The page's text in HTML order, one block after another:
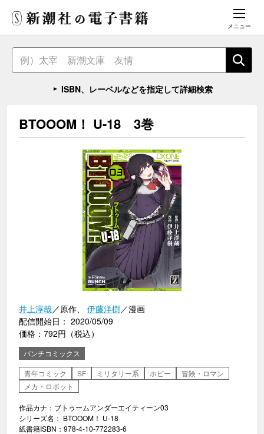
メニュー
ISBN、レーベルなどを指定して詳細検索
BTOOOM！ U-18 3巻
井上淳哉／原作、 伊藤洋樹／漫画
配信開始日： 2020/05/09
価格：792円（税込）
バンチコミックス
青年コミック
SF ミリタリー系 ホビー
冒険・ロマン
メカ・ロボット
作品カナ：ブトゥームアンダーエイティーン03
シリーズ名： BTOOOM！ U-18
紙書籍ISBN：978-4-10-772283-6